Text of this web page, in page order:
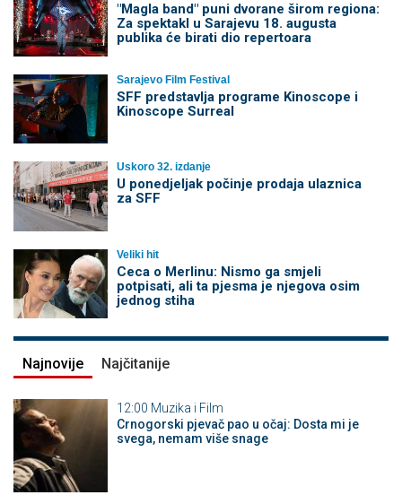
"Magla band" puni dvorane širom regiona:
Za spektakl u Sarajevu 18. augusta
publika će birati dio repertoara
Sarajevo Film Festival
SFF predstavlja programe Kinoscope i
Kinoscope Surreal
Uskoro 32. izdanje
U ponedjeljak počinje prodaja ulaznica
za SFF
Veliki hit
Ceca o Merlinu: Nismo ga smjeli
potpisati, ali ta pjesma je njegova osim
jednog stiha
Najnovije Najčitanije
12:00 Muzika i Film
Crnogorski pjevač pao u očaj: Dosta mi je
svega, nemam više snage